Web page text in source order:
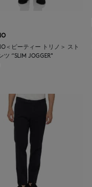
＜ピーティー トリノ＞ スト
ツ “SLIM JOGGER"